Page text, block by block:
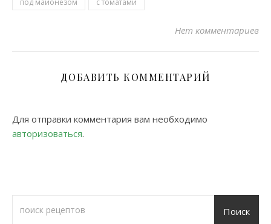
под майонезом
с томатами
Нет комментариев
ДОБАВИТЬ КОММЕНТАРИЙ
Для отправки комментария вам необходимо
авторизоваться.
Поиск